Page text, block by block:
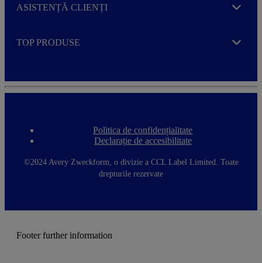
ASISTENȚĂ CLIENȚI Expand
TOP PRODUSE Expand
F
o
t
e
Politica de confidențialitate
Declarație de accesibilitate
©2024 Avery Zweckform, o divizie a CCL Label Limited. Toate
drepturile rezervate
Footer further information